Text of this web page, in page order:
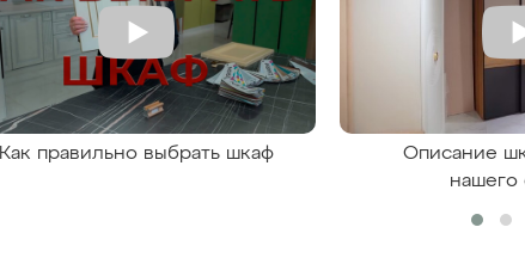
Как правильно выбрать шкаф
Описание
нашего